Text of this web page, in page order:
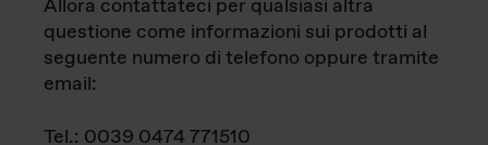
Allora contattateci per qualsiasi altra
questione come informazioni sui prodotti al
seguente numero di telefono oppure tramite
email:
Tel.: 0039 0474 771510